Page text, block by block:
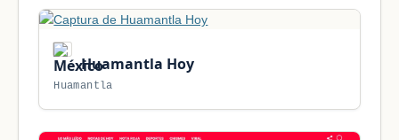
Huamantla Hoy
Huamantla